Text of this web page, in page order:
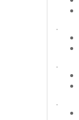
.
.
.